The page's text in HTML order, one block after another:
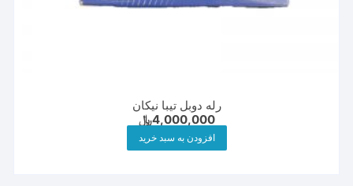
رله دوبل تیبا نیکان
4,000,000﷼
افزودن به سبد خرید